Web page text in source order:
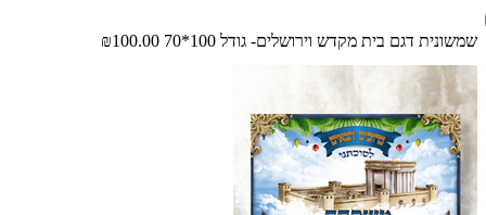
שמשונית דגם בית מקדש וירושלים- גודל 100*70 ₪100.00